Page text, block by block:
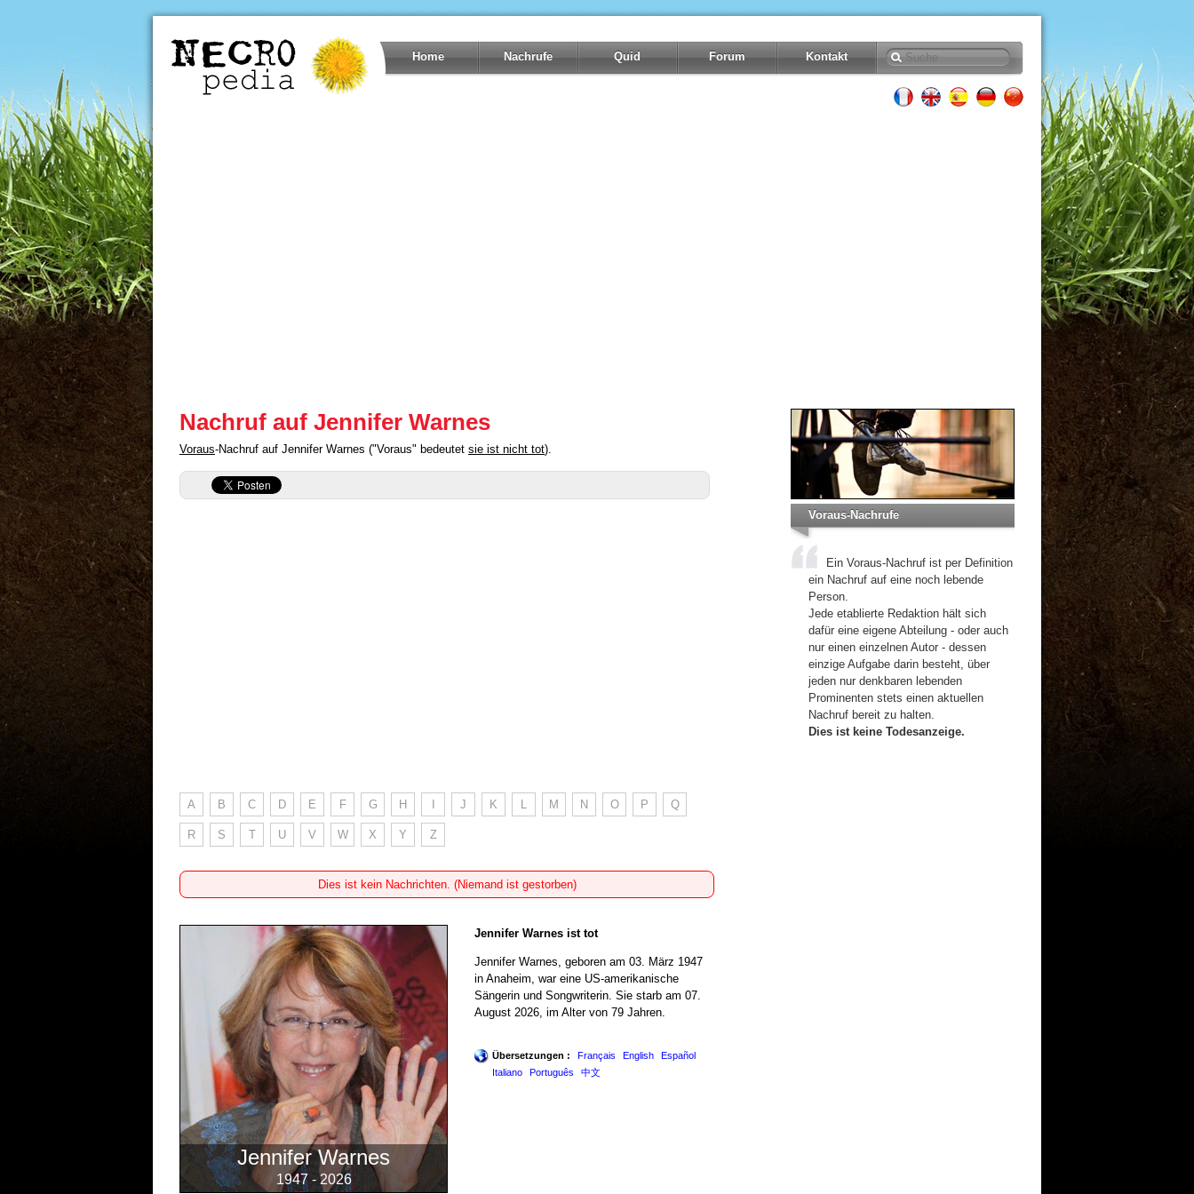
Home Nachrufe Quid Forum Kontakt
Nachruf auf Jennifer Warnes
Voraus-Nachruf auf Jennifer Warnes ("Voraus" bedeutet sie ist nicht tot).
A B C D E F G H J K L M N O P Q
R S T U V W X Y Z
Dies ist kein Nachrichten. (Niemand ist gestorben)
Jennifer Warnes
1947 - 2026
Jennifer Warnes ist tot
Jennifer Warnes, geboren am 03. März 1947
in Anaheim, war eine US-amerikanische
Sängerin und Songwriterin. Sie starb am 07.
August 2026, im Alter von 79 Jahren.
Übersetzungen : Français English
Español
Italiano
Português 中文
Voraus-Nachrufe
Ein Voraus-Nachruf ist per Definition
ein Nachruf auf eine noch lebende
Person.
Jede etablierte Redaktion hält sich
dafür eine eigene Abteilung - oder auch
nur einen einzelnen Autor - dessen
einzige Aufgabe darin besteht, über
jeden nur denkbaren lebenden
Prominenten stets einen aktuellen
Nachruf bereit zu halten.
Dies ist keine Todesanzeige.